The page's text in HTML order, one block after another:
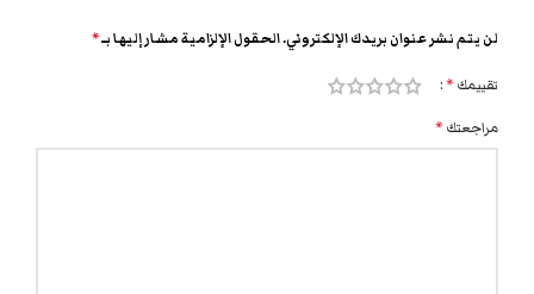
لن يتم نشر عنوان بريدك الإلكتروني.الحقول الإلزامية مشار إليها بـ*
تقييمك *
مراجعتك *